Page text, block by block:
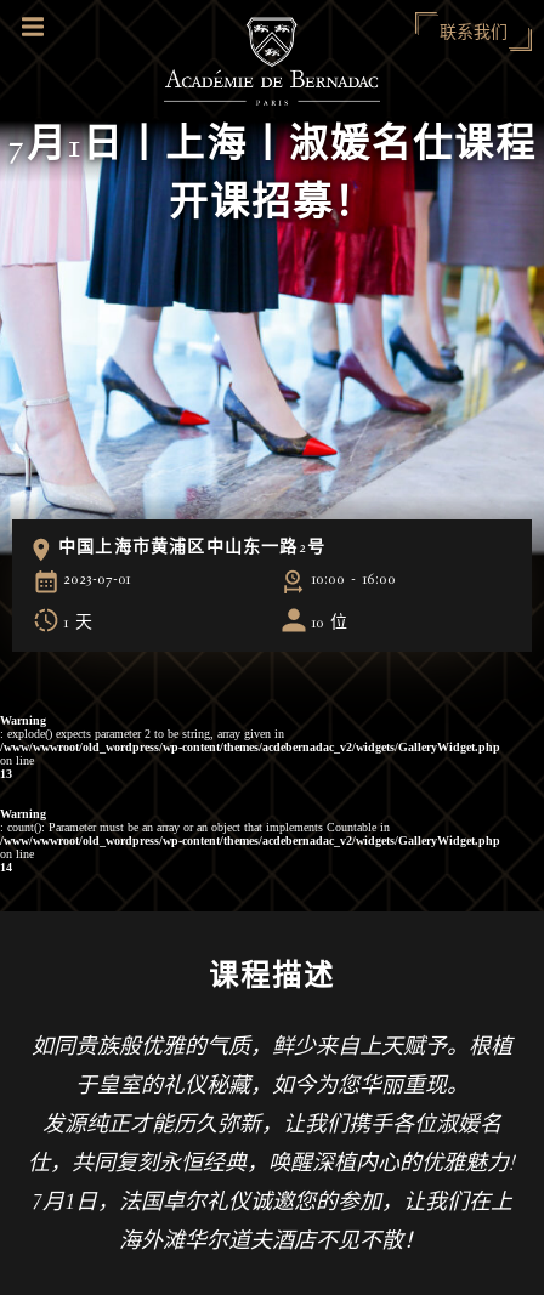
联系我们
7月1日丨上海丨淑媛名仕课程
开课招募！
中国上海市黄浦区中山东一路2号
2023-07-01 10:00 - 16:00
1 天 10 位
Warning
: explode() expects parameter 2 to be string, array given in
/www/wwwroot/old_wordpress/wp-content/themes/acdebernadac_v2/widgets/GalleryWidget.php
on line
13
Warning
: count(): Parameter must be an array or an object that implements Countable in
/www/wwwroot/old_wordpress/wp-content/themes/acdebernadac_v2/widgets/GalleryWidget.php
on line
14
课程描述
如同贵族般优雅的气质，鲜少来自上天赋予。根植
于皇室的礼仪秘藏，如今为您华丽重现。
发源纯正才能历久弥新，让我们携手各位淑媛名
仕，共同复刻永恒经典，唤醒深植内心的优雅魅力!
7月1日，法国卓尔礼仪诚邀您的参加，让我们在上
海外滩华尔道夫酒店不见不散！